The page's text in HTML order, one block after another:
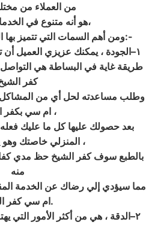
من العملاء من
هو أنه متنوع في الخدمات التي يقدمها،
ومن أهم السمات التي تتميز بها:-
١–الجودة ، يمكنك عزيزي العميل أن
طريقة غاية في البساطة هي
كفر
وطلب مساعدته لحل أي من المشاكل
ام سي بكفر الشيخ ،
بعد حصولك عليها كل ما عليك فعله
المنزلي خاصتك وهو يؤدي وظائفه ،
بالطبع سوف كفر الشيخ حظ مدي
منه
مما سيؤدي إلي رضاك عن الخدمة
ام سي كفر.
٢–الدقة ، هي من أكثر الأمور التي